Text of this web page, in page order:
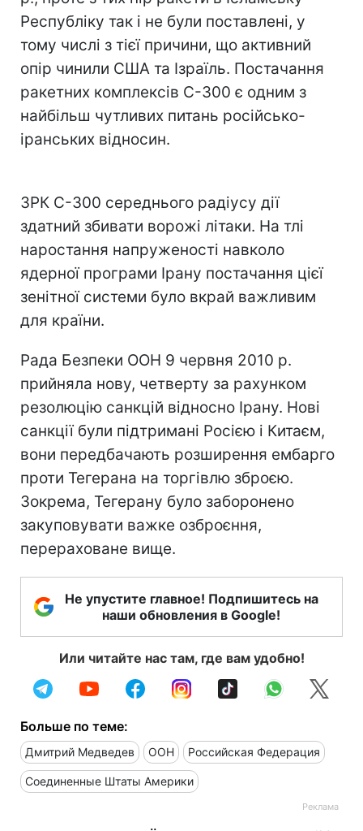
Республіку так і не були поставлені, у
тому числі з тієї причини, що активний
опір чинили США та Ізраїль. Постачання
ракетних комплексів С-300 є одним з
найбільш чутливих питань російсько-
іранських відносин.
ЗРК С-300 середнього радіусу дії
здатний збивати ворожі літаки. На тлі
наростання напруженості навколо
ядерної програми Ірану постачання цієї
зенітної системи було вкрай важливим
для країни.
Рада Безпеки ООН 9 червня 2010 р.
прийняла нову, четверту за рахунком
резолюцію санкцій відносно Ірану. Нові
санкції були підтримані Росією і Китаєм,
вони передбачають розширення ембарго
проти Тегерана на торгівлю зброєю.
Зокрема, Тегерану було заборонено
закуповувати важке озброєння,
перераховане вище.
Не упустите главное! Подпишитесь на
наши обновления в Google!
Или читайте нас там, где вам удобно!
Больше по теме:
Дмитрий Медведев ООН Российская Федерация
Соединенные Штаты Америки